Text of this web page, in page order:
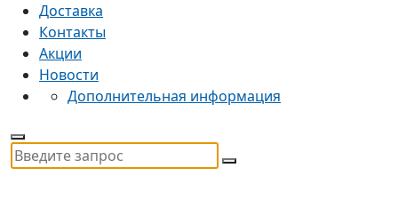
Доставка
Контакты
Акции
Новости
Дополнительная информация